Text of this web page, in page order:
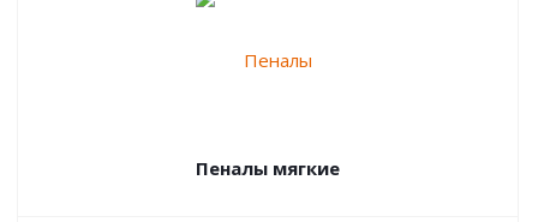
Пеналы мягкие